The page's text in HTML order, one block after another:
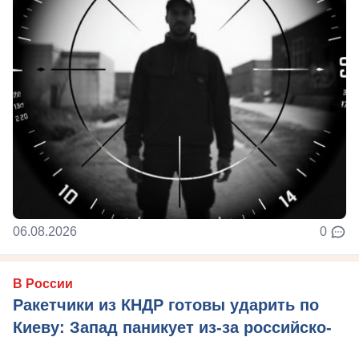
06.08.2026 0
В России
Ракетчики из КНДР готовы ударить по
Киеву: Запад паникует из-за российско-